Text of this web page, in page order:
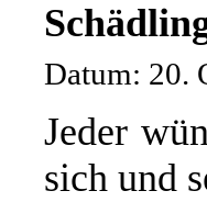
Datum: 20.
Jeder
sich und